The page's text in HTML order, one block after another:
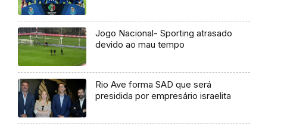
Jogo Nacional- Sporting atrasado
devido ao mau tempo
Rio Ave forma SAD que será
presidida por empresário israelita